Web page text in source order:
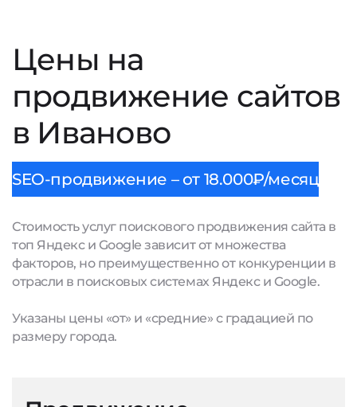
Цены на
продвижение сайтов
в Иваново
SEO-продвижение – от 18.000₽/месяц
Стоимость услуг поискового продвижения сайта в
топ Яндекс и Google зависит от множества
факторов, но преимущественно от конкуренции в
отрасли в поисковых системах Яндекс и Google.
Указаны цены «от» и «средние» с градацией по
размеру города.